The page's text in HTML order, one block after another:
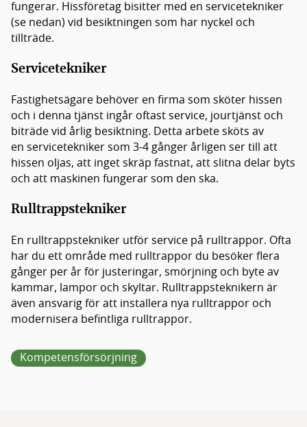
fungerar. Hissföretag bisitter med en servicetekniker
(se nedan) vid besiktningen som har nyckel och
tillträde.
Servicetekniker
Fastighetsägare behöver en firma som sköter hissen
och i denna tjänst ingår oftast service, jourtjänst och
biträde vid årlig besiktning. Detta arbete sköts av
en servicetekniker som 3-4 gånger årligen ser till att
hissen oljas, att inget skräp fastnat, att slitna delar byts
och att maskinen fungerar som den ska.
Rulltrappstekniker
En rulltrappstekniker utför service på rulltrappor. Ofta
har du ett område med rulltrappor du besöker flera
gånger per år för justeringar, smörjning och byte av
kammar, lampor och skyltar. Rulltrappsteknikern är
även ansvarig för att installera nya rulltrappor och
modernisera befintliga rulltrappor.
Kompetensförsörjning